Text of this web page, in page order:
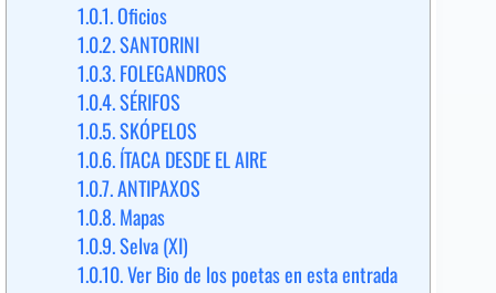
1.0.1.Oficios
1.0.2.SANTORINI
1.0.3.FOLEGANDROS
1.0.4.SÉRIFOS
1.0.5.SKÓPELOS
1.0.6.ÍTACA DESDE EL AIRE
1.0.7.ANTIPAXOS
1.0.8.Mapas
1.0.9.Selva (XI)
1.0.10.Ver Bio de los poetas en esta entrada